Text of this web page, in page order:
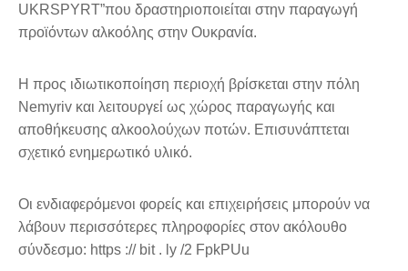
UKRSPYRT”που δραστηριοποιείται στην παραγωγή
προϊόντων αλκοόλης στην Ουκρανία.
Η προς ιδιωτικοποίηση περιοχή βρίσκεται στην πόλη
Nemyriv και λειτουργεί ως χώρος παραγωγής και
αποθήκευσης αλκοολούχων ποτών. Επισυνάπτεται
σχετικό ενημερωτικό υλικό.
Οι ενδιαφερόμενοι φορείς και επιχειρήσεις μπορούν να
λάβουν περισσότερες πληροφορίες στον ακόλουθο
σύνδεσμο: https :// bit . ly /2 FpkPUu